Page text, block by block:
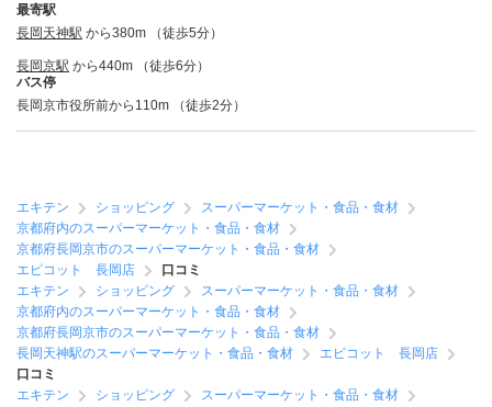
最寄駅
長岡天神駅 から380m （徒歩5分）
長岡京駅 から440m （徒歩6分）
バス停
長岡京市役所前から110m （徒歩2分）
エキテン ショッピング
スーパーマーケット・食品・食材
京都府内のスーパーマーケット・食品・食材
京都府長岡京市のスーパーマーケット・食品・食材
エピコット 長岡店
口コミ
エキテン
ショッピング
スーパーマーケット・食品・食材
京都府内のスーパーマーケット・食品・食材
京都府長岡京市のスーパーマーケット・食品・食材
長岡天神駅のスーパーマーケット・食品・食材
エピコット 長岡店
口コミ
エキテン
ショッピング
スーパーマーケット・食品・食材